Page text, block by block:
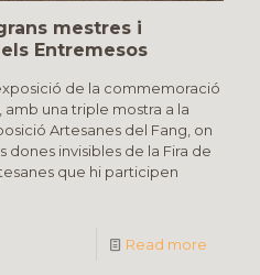
mestres i
Entremesos
de la commemoració
una triple mostra a la
Artesanes del Fang, on
dones invisibles de la Fira de
que hi participen
Read more